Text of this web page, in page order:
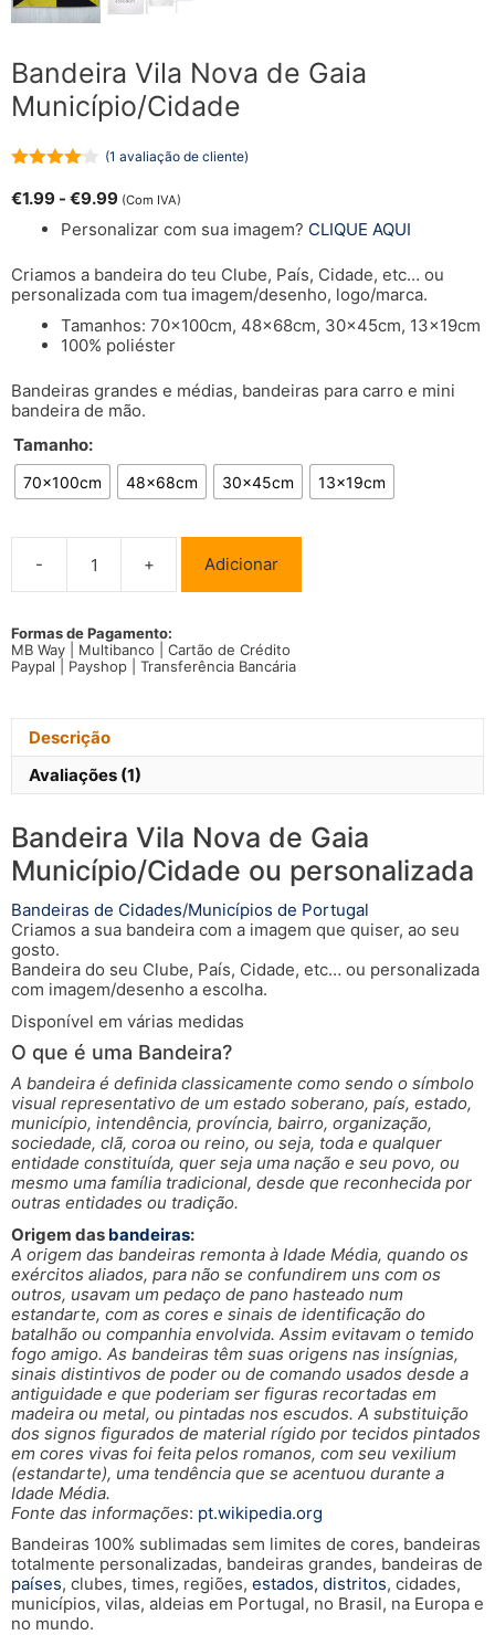
Bandeira Vila Nova de Gaia
Município/Cidade
5
(1 avaliação de cliente)
€1.99 - €9.99 (Com IVA)
Personalizar com sua imagem? CLIQUE AQUI
Criamos a bandeira do teu Clube, País, Cidade, etc… ou
personalizada com tua imagem/desenho, logo/marca.
Tamanhos: 70x100cm, 48x68cm, 30x45cm, 13x19cm
100% poliéster
Bandeiras grandes e médias, bandeiras para carro e mini
bandeira de mão.
Tamanho:
70x100cm 48x68cm 30x45cm 13x19cm
-
Quantidade
de
Nova
de
+ Adicionar
Formas de Pagamento:
MB Way | Multibanco | Cartão de Crédito
Paypal | Payshop | Transferência Bancária
Descrição
Avaliações (1)
Bandeira Vila Nova de Gaia
Município/Cidade ou personalizada
Bandeiras de Cidades/Municípios de Portugal
Criamos a sua bandeira com a imagem que quiser, ao seu
gosto.
Bandeira do seu Clube, País, Cidade, etc… ou personalizada
com imagem/desenho a escolha.
Disponível em várias medidas
O que é uma Bandeira?
A bandeira é definida classicamente como sendo o símbolo
visual representativo de um estado soberano, país, estado,
município, intendência, província, bairro, organização,
sociedade, clã, coroa ou reino, ou seja, toda e qualquer
entidade constituída, quer seja uma nação e seu povo, ou
mesmo uma família tradicional, desde que reconhecida por
outras entidades ou tradição.
Origem das bandeiras:
A origem das bandeiras remonta à Idade Média, quando os
exércitos aliados, para não se confundirem uns com os
outros, usavam um pedaço de pano hasteado num
estandarte, com as cores e sinais de identificação do
batalhão ou companhia envolvida. Assim evitavam o temido
fogo amigo. As bandeiras têm suas origens nas insígnias,
sinais distintivos de poder ou de comando usados desde a
antiguidade e que poderiam ser figuras recortadas em
madeira ou metal, ou pintadas nos escudos. A substituição
dos signos figurados de material rígido por tecidos pintados
em cores vivas foi feita pelos romanos, com seu vexilium
(estandarte), uma tendência que se acentuou durante a
Idade Média.
Fonte das informações: pt.wikipedia.org
Bandeiras 100% sublimadas sem limites de cores, bandeiras
totalmente personalizadas, bandeiras grandes, bandeiras de
países, clubes, times, regiões, estados, distritos, cidades,
municípios, vilas, aldeias em Portugal, no Brasil, na Europa e
no mundo.